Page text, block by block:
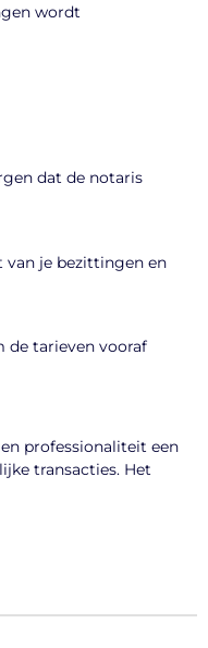
wordt
dat de notaris
van je bezittingen en
de tarieven vooraf
professionaliteit een
transacties. Het